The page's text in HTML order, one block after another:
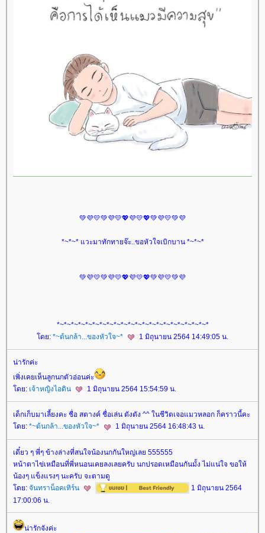
💚💜💛💚💜💛💖💜💛💖💚💜💛💚💜
*~*~* แวะมาทักทายจ๊ะ..ขอหัวใจเบิกบาน *~*~*
💚💜💛💚💜💛💖💜💛💖💚💜💛💚💜
*~*~*~*~*~*~*~*~*~*~*~*~*~*~*~*~*~*~*~*~*~*
ดย: *~ต้นกล้า...ของหัวใจ~* 1 มิถุนายน 2564 14:49:05 น.
น่ารักค่ะ
เพิ่งเคยเห็นลูกนกตัวอ่อนค่ะ
ดย: เจ้าหญิงไอดิน 1 มิถุนายน 2564 15:54:59 น.
เด็กเก็บมาเลี้ยงคะ ชื่อ สตางค์ ชื่อเล่น ตังตัง ^^ ในชีวิตเจอแมวหลอก ก็คราวนี้คะ
ดย: *~ต้นกล้า...ของหัวใจ~* 1 มิถุนายน 2564 16:48:43 น.
เดี๋ยว ๆ พี่ๆ ข้างล่างที่สนใจน้องนกกันใหญ่เลย 555555
หน้าตาไข่เหมือนที่พี่หนอนเคยลงเลยครับ นกปรอดเหมือนกันมั้ง ไม่แน่ใจ ขอให้
น้องๆ แข็งแรงๆ นะครับ จะตามดู
ดย: จันทราน็อคเทิร์น
1 มิถุนายน 2564
17:00:06 น.
น่ารักจังค่ะ